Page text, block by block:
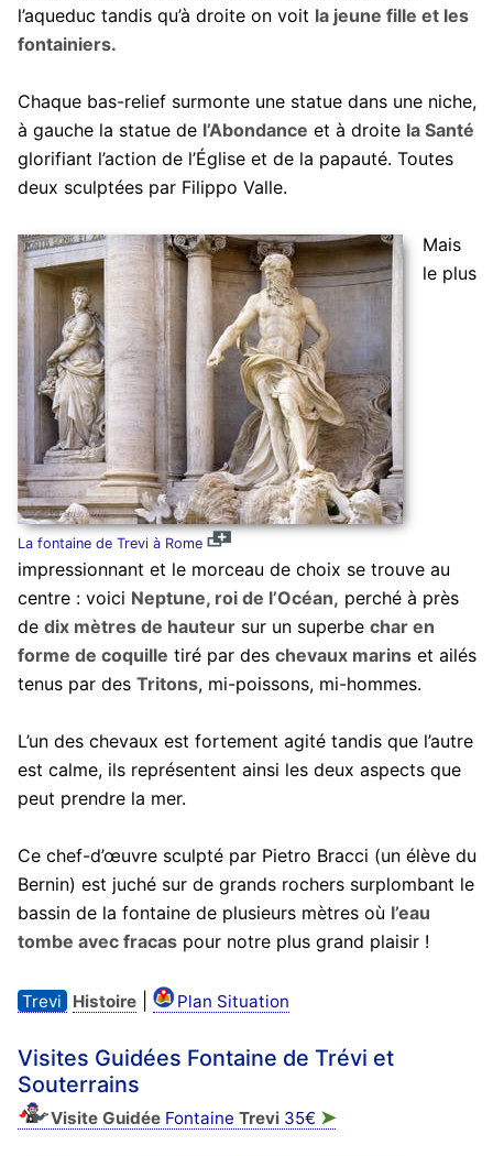
l’aqueduc tandis qu’à droite on voit la jeune fille et les
fontainiers.
Chaque bas-relief surmonte une statue dans une niche,
à gauche la statue de l’Abondance et à droite la Santé
glorifiant l’action de l’Église et de la papauté. Toutes
deux sculptées par Filippo Valle.
La fontaine de Trevi à Rome
Mais
le plus
impressionnant et le morceau de choix se trouve au
centre : voici Neptune, roi de l’Océan, perché à près
de dix mètres de hauteursur un superbe char en
forme de coquille tiré par des chevaux marinset ailés
tenus par des Tritons, mi-poissons, mi-hommes.
L’un des chevaux est fortement agité tandis que l’autre
est calme, ils représentent ainsi les deux aspects que
peut prendre la mer.
Ce chef-d’œuvre sculpté par Pietro Bracci (un élève du
Bernin) est juché sur de grands rochers surplombant le
bassin de la fontaine de plusieurs mètres où l’eau
tombe avec fracaspour notre plus grand plaisir !
Trevi Histoire| Plan Situation
Visites Guidées Fontaine de Trévi et
Souterrains
Visite GuidéeFontaine Trevi35€ ➤